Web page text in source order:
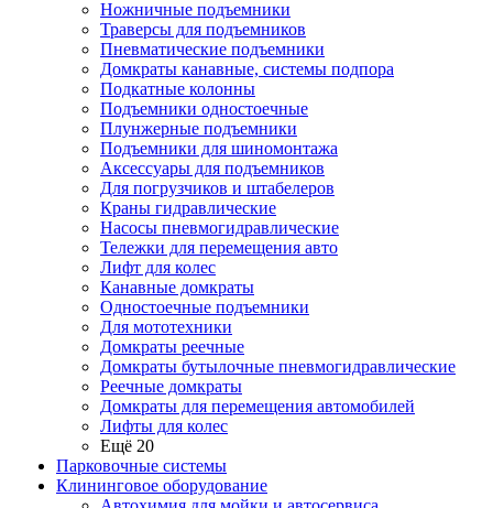
Ножничные подъемники
Траверсы для подъемников
Пневматические подъемники
Домкраты канавные, системы подпора
Подкатные колонны
Подъемники одностоечные
Плунжерные подъемники
Подъемники для шиномонтажа
Аксессуары для подъемников
Для погрузчиков и штабелеров
Краны гидравлические
Насосы пневмогидравлические
Тележки для перемещения авто
Лифт для колес
Канавные домкраты
Одностоечные подъемники
Для мототехники
Домкраты реечные
Домкраты бутылочные пневмогидравлические
Реечные домкраты
Домкраты для перемещения автомобилей
Лифты для колес
Ещё 20
Парковочные системы
Клининговое оборудование